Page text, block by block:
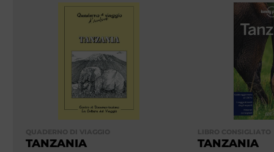
TANZANIA TANZANIA